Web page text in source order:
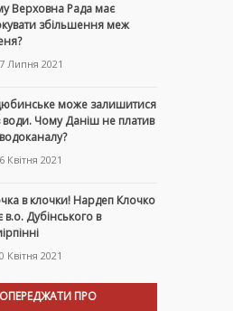
Верховна Рада має
збільшення меж
Липня 2021
може залишитися
води. Чому Даніш не платив
Квітня 2021
в клочки! Нардеп Клочко
в.о. Дубінського в
Квітня 2021
ПРО